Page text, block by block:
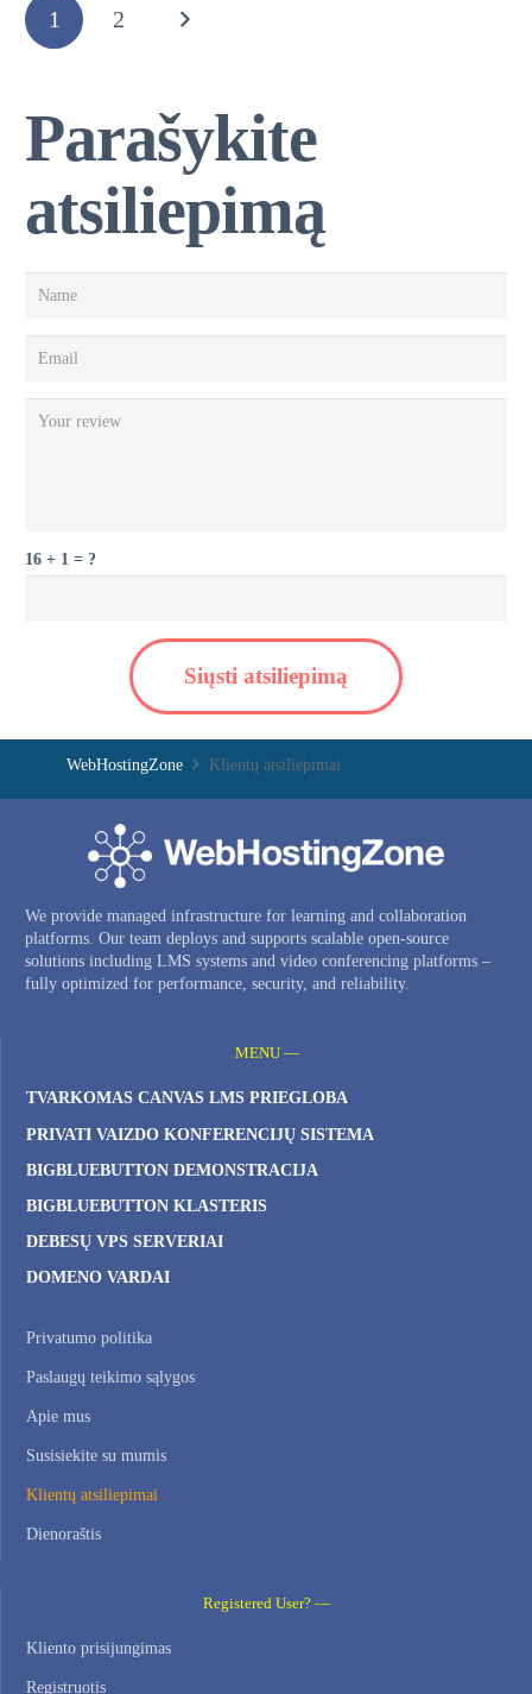
1 2
Parašykite
atsiliepimą
16 + 1 = ?
Siųsti atsiliepimą
WebHostingZone Klientų atsiliepimai
We provide managed infrastructure for learning and collaboration
platforms. Our team deploys and supports scalable open-source
solutions including LMS systems and video conferencing platforms –
fully optimized for performance, security, and reliability.
MENU —
TVARKOMAS CANVAS LMS PRIEGLOBA
PRIVATI ​​VAIZDO KONFERENCIJŲ SISTEMA
BIGBLUEBUTTON DEMONSTRACIJA
BIGBLUEBUTTON KLASTERIS
DEBESŲ VPS SERVERIAI
DOMENO VARDAI
Privatumo politika
Paslaugų teikimo sąlygos
Apie mus
Susisiekite su mumis
Klientų atsiliepimai
Dienoraštis
Registered User? —
Kliento prisijungimas
Registruotis